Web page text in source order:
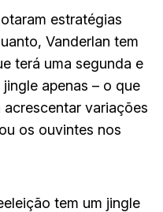
estratégias
Vanderlan tem
terá uma segunda e
apenas – o que
variações
os ouvintes nos
tem um jingle